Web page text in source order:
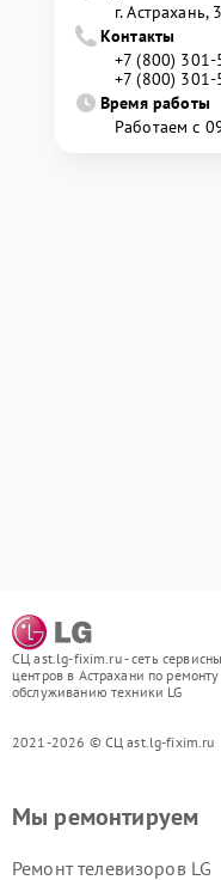
г. Астрахань,
Контакты
+7 (800)
+7 (800)
Время работы
Работаем с
СЦ ast.lg-fixim.ru - сеть
центров в Астрахани по
обслуживанию техники LG
2021-2026 © СЦ ast.lg-fixim.ru
Мы ремонтируем
Ремонт телевизоров LG